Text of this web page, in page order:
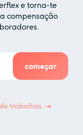
e torna-te
compensação
trabalhas